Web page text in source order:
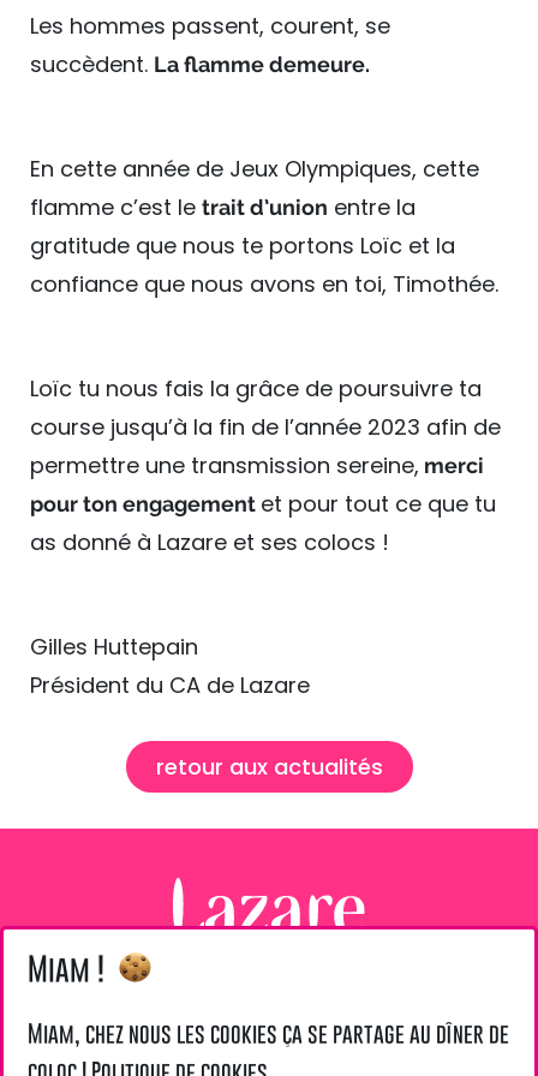
Miam !
Miam, chez nous les cookies ça se partage au dîner de
Les hommes passent, courent, se
succèdent. La flamme demeure.
En cette année de Jeux Olympiques, cette
flamme c’est le trait d’union entre la
gratitude que nous te portons Loïc et la
confiance que nous avons en toi, Timothée.
Loïc tu nous fais la grâce de poursuivre ta
course jusqu’à la fin de l’année 2023 afin de
permettre une transmission sereine, merci
pour ton engagement et pour tout ce que tu
as donné à Lazare et ses colocs !
Gilles Huttepain
Président du CA de Lazare
retour aux actualités
LIENS UTILES